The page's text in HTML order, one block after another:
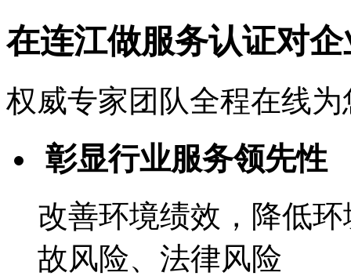
在连江做服务认证对
权威专家团队全程在线
彰显行业服务领先性
改善环境绩效，降低环
故风险、法律风险